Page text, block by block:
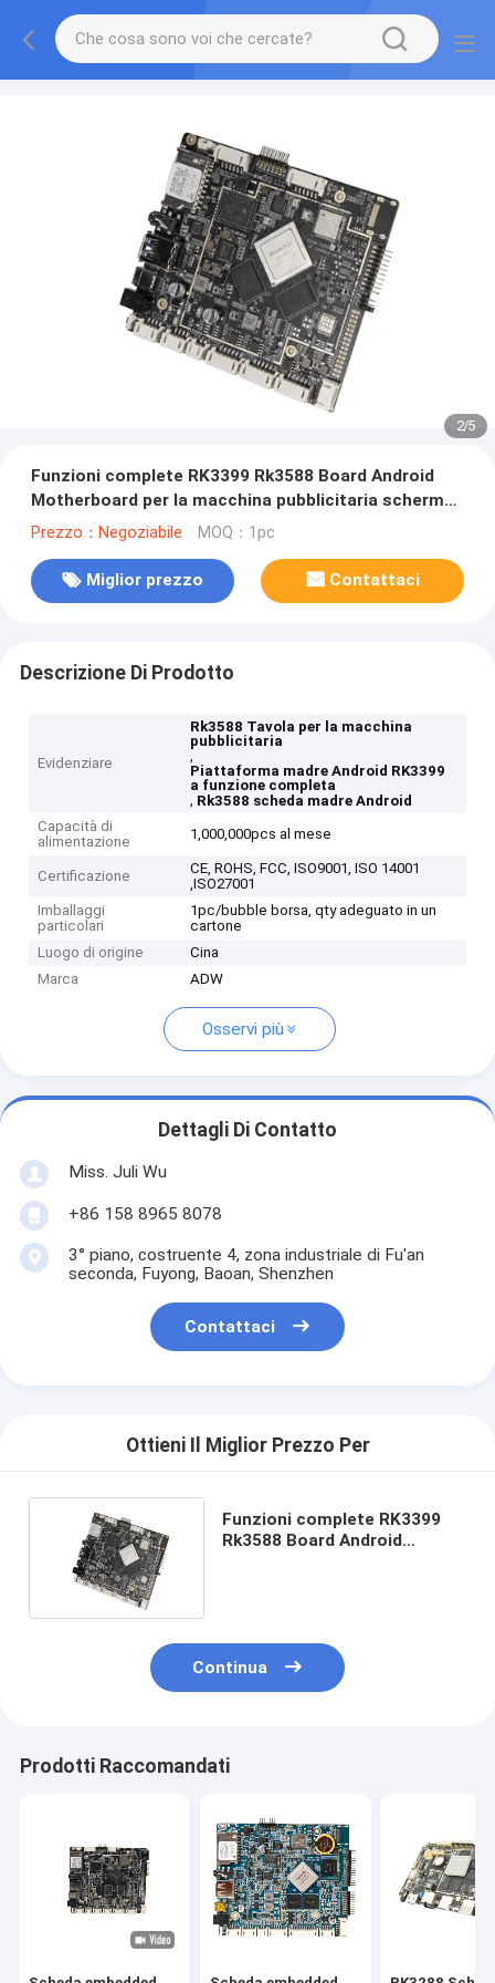
2/5
Funzioni complete RK3399 Rk3588 Board Android
Motherboard per la macchina pubblicitaria schermo
LCD
Prezzo：Negoziabile MOQ：1pc
Miglior prezzo Contattaci
Descrizione Di Prodotto
Evidenziare
Rk3588 Tavola per la macchina
pubblicitaria
,
Piattaforma madre Android RK3399
a funzione completa
, Rk3588 scheda madre Android
Capacità di
alimentazione
1,000,000pcs al mese
Certificazione
CE, ROHS, FCC, ISO9001, ISO 14001
,ISO27001
Imballaggi
particolari
1pc/bubble borsa, qty adeguato in un
cartone
Luogo di origine
Cina
Marca
ADW
Osservi più
Dettagli Di Contatto
Miss. Juli Wu
+86 158 8965 8078
3° piano, costruente 4, zona industriale di Fu'an
seconda, Fuyong, Baoan, Shenzhen
Contattaci
Ottieni Il Miglior Prezzo Per
Funzioni complete RK3399
Rk3588 Board Android
Continua
Prodotti Raccomandati